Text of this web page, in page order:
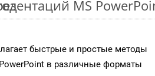
MS
быстрые и простые методы
в различные форматы